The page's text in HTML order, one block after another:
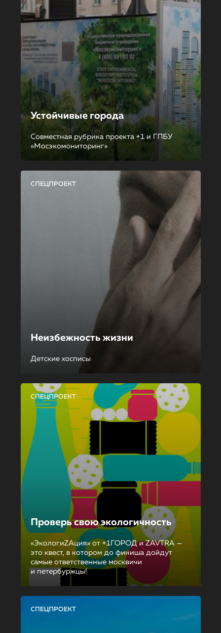
Устойчивые города
Совместная рубрика проекта +1 и ГПБУ
«Мосэкомониторинг»
СПЕЦПРОЕКТ
Неизбежность жизни
Детские хосписы
СПЕЦПРОЕКТ
Проверь свою экологичность
«ЭкологиZAция» от +1ГОРОД и ZAVTRA —
это квест, в котором до финиша дойдут
самые ответственные москвичи
и петербуржцы!
СПЕЦПРОЕКТ